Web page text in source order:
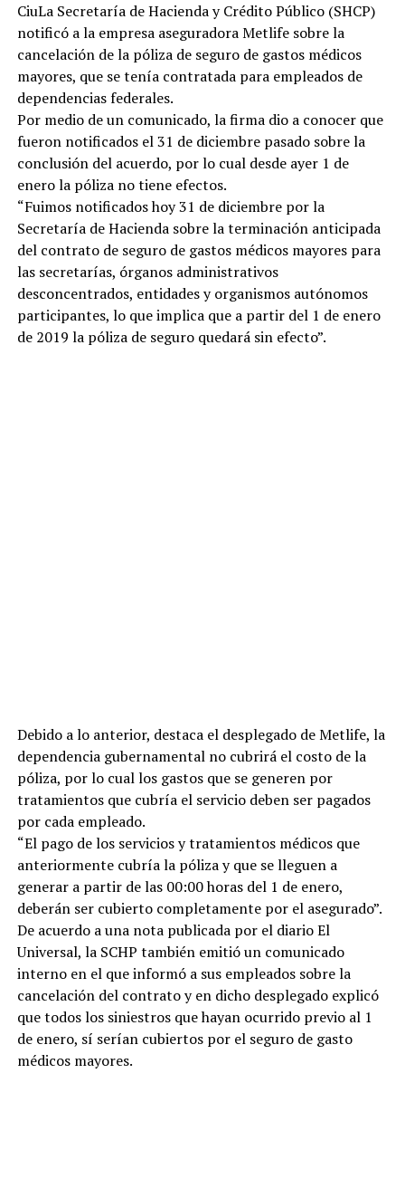
CiuLa Secretaría de Hacienda y Crédito Público (SHCP)
notificó a la empresa aseguradora Metlife sobre la
cancelación de la póliza de seguro de gastos médicos
mayores, que se tenía contratada para empleados de
dependencias federales.
Por medio de un comunicado, la firma dio a conocer que
fueron notificados el 31 de diciembre pasado sobre la
conclusión del acuerdo, por lo cual desde ayer 1 de
enero la póliza no tiene efectos.
“Fuimos notificados hoy 31 de diciembre por la
Secretaría de Hacienda sobre la terminación anticipada
del contrato de seguro de gastos médicos mayores para
las secretarías, órganos administrativos
desconcentrados, entidades y organismos autónomos
participantes, lo que implica que a partir del 1 de enero
de 2019 la póliza de seguro quedará sin efecto”.
Debido a lo anterior, destaca el desplegado de Metlife, la
dependencia gubernamental no cubrirá el costo de la
póliza, por lo cual los gastos que se generen por
tratamientos que cubría el servicio deben ser pagados
por cada empleado.
“El pago de los servicios y tratamientos médicos que
anteriormente cubría la póliza y que se lleguen a
generar a partir de las 00:00 horas del 1 de enero,
deberán ser cubierto completamente por el asegurado”.
De acuerdo a una nota publicada por el diario El
Universal, la SCHP también emitió un comunicado
interno en el que informó a sus empleados sobre la
cancelación del contrato y en dicho desplegado explicó
que todos los siniestros que hayan ocurrido previo al 1
de enero, sí serían cubiertos por el seguro de gasto
médicos mayores.